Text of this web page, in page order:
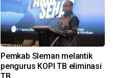
Pemkab Sleman melantik
pengurus KOPI TB eliminasi